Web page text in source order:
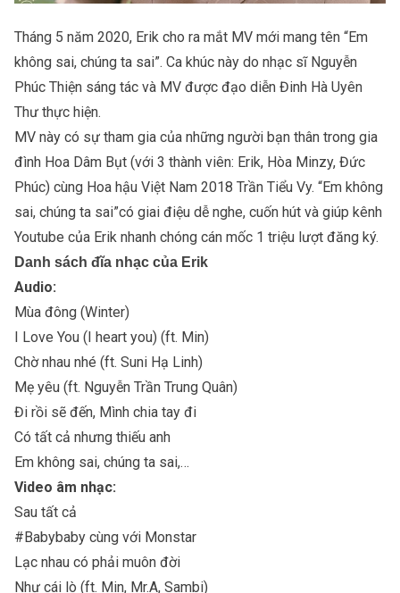
Tháng 5 năm 2020, Erik cho ra mắt MV mới mang tên “Em
không sai, chúng ta sai”. Ca khúc này do nhạc sĩ Nguyễn
Phúc Thiện sáng tác và MV được đạo diễn Đinh Hà Uyên
Thư thực hiện.
MV này có sự tham gia của những người bạn thân trong gia
đình Hoa Dâm Bụt (với 3 thành viên: Erik, Hòa Minzy, Đức
Phúc) cùng Hoa hậu Việt Nam 2018 Trần Tiểu Vy. “Em không
sai, chúng ta sai”có giai điệu dễ nghe, cuốn hút và giúp kênh
Youtube của Erik nhanh chóng cán mốc 1 triệu lượt đăng ký.
Danh sách đĩa nhạc của Erik
Audio:
Mùa đông (Winter)
I Love You (I heart you) (ft. Min)
Chờ nhau nhé (ft. Suni Hạ Linh)
Mẹ yêu (ft. Nguyễn Trần Trung Quân)
Đi rồi sẽ đến, Mình chia tay đi
Có tất cả nhưng thiếu anh
Em không sai, chúng ta sai,…
Video âm nhạc:
Sau tất cả
#Babybaby cùng với Monstar
Lạc nhau có phải muôn đời
Như cái lò (ft. Min, Mr.A, Sambi)